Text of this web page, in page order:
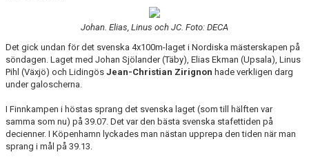
Johan. Elias, Linus och JC. Foto: DECA
Det gick undan för det svenska 4x100m-laget i Nordiska mästerskapen på
söndagen. Laget med Johan Sjölander (Täby), Elias Ekman (Upsala), Linus
Pihl (Växjö) och Lidingös Jean-Christian Zirignon hade verkligen darg
under galoscherna.
I Finnkampen i höstas sprang det svenska laget (som till hälften var
samma som nu) på 39.07. Det var den bästa svenska stafettiden på
decienner. I Köpenhamn lyckades man nästan upprepa den tiden när man
sprang i mål på 39.13.